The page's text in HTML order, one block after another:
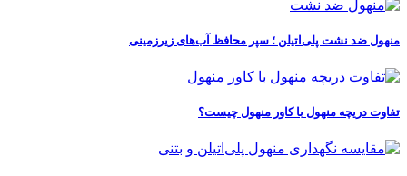
منهول ضد نشت پلی‌اتیلن ؛ سپر محافظ آب‌های زیرزمینی
تفاوت دریچه منهول با کاور منهول چیست؟